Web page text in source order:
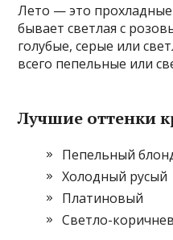
Лето — это
бывает светлая с
голубые, серые или
всего пепельные или
Лучшие оттенки
Пепельный
Холодный русый
Платиновый
Светло-